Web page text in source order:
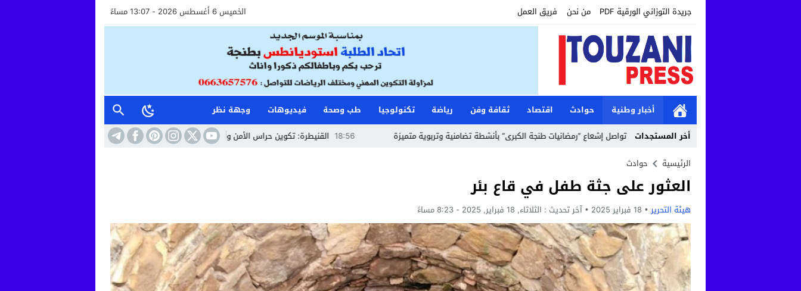
جريدة التوزاني الورقية PDF من نحن فريق العمل الخميس 6 أغسطس 2026 - 13:07 مساءً
أخبار وطنية حوادث اقتصاد ثقافة وفن رياضة تكنولوجيا طب وصحة فيديوهات
وجهة نظر
أخر المستجدات
18:56 القنيطرة: تكوين حراس الأمن وأعوان الاستقبال خطوة نحو مستشفى أكثر إنسانية وأماناً
مؤسسة طنجة الكبرى تواصل إشعاع “رمضانيات طنجة الكبرى” بأنشطة تضامنية وتربوية متميزة
الرئيسية
حوادث
العثور على جثة طفل في قاع بئر
هيئة التحرير 18 فبراير 2025 آخر تحديث : الثلاثاء, 18 فبراير, 2025 - 8:23 مساءً